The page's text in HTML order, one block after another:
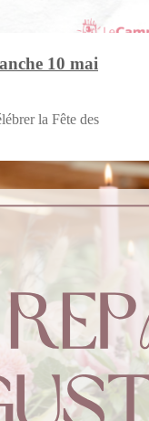
10 mai
la Fête des